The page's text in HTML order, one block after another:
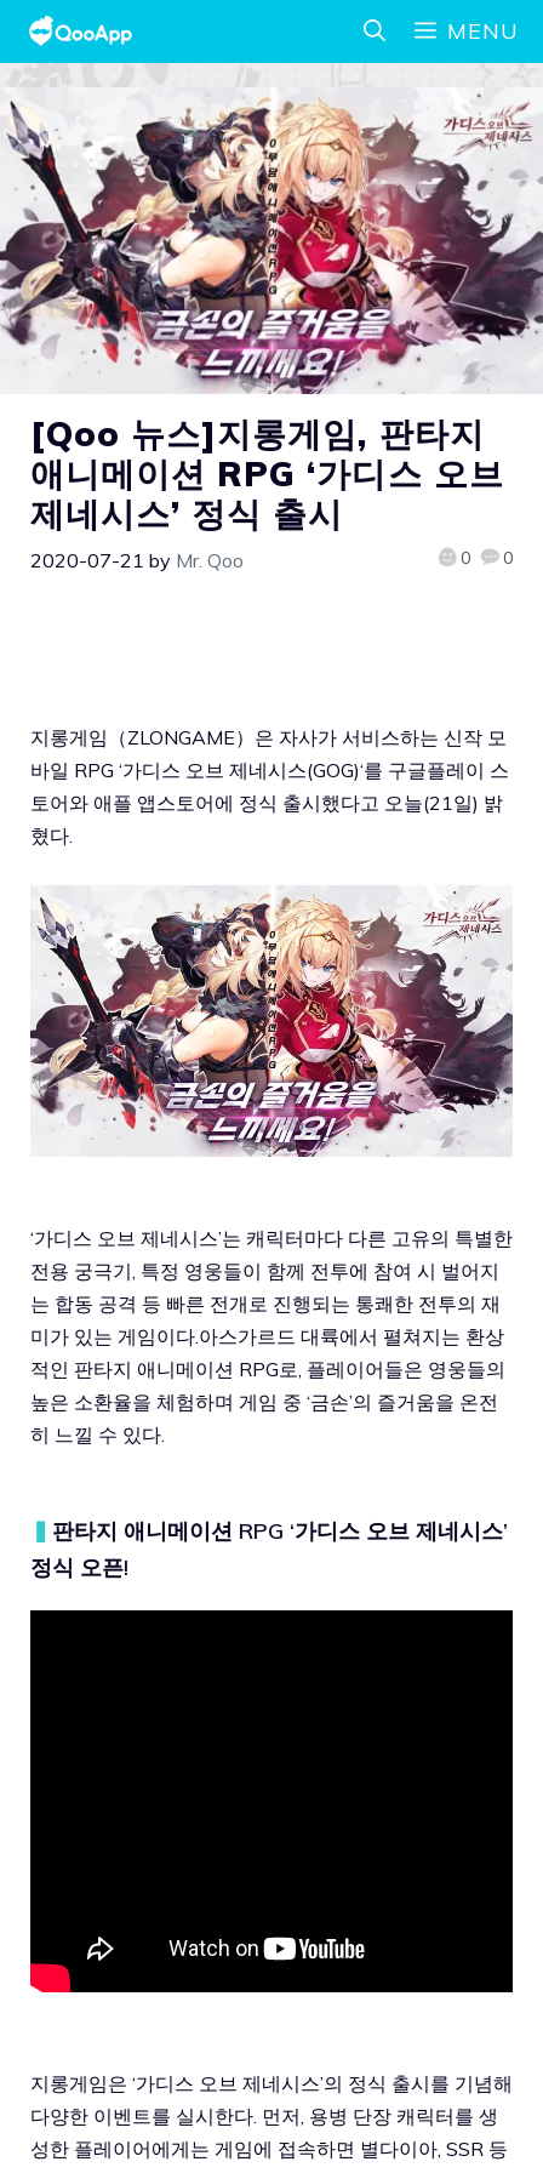
MENU
[Qoo 뉴스]지롱게임, 판타지
애니메이션 RPG ‘가디스 오브
제네시스’ 정식 출시
2020-07-21 by Mr. Qoo 0 0
지롱게임（ZLONGAME）은 자사가 서비스하는 신작 모
바일 RPG ‘가디스 오브 제네시스(GOG)‘를 구글플레이 스
토어와 애플 앱스토어에 정식 출시했다고 오늘(21일) 밝
혔다.
‘가디스 오브 제네시스’는 캐릭터마다 다른 고유의 특별한
전용 궁극기, 특정 영웅들이 함께 전투에 참여 시 벌어지
는 합동 공격 등 빠른 전개로 진행되는 통쾌한 전투의 재
미가 있는 게임이다.아스가르드 대륙에서 펼쳐지는 환상
적인 판타지 애니메이션 RPG로, 플레이어들은 영웅들의
높은 소환율을 체험하며 게임 중 ‘금손’의 즐거움을 온전
히 느낄 수 있다.
▍ 판타지 애니메이션 RPG ‘가디스 오브 제네시스’
정식 오픈!
지롱게임은 ‘가디스 오브 제네시스’의 정식 출시를 기념해
다양한 이벤트를 실시한다. 먼저, 용병 단장 캐릭터를 생
성한 플레이어에게는 게임에 접속하면 별다이아, SSR 등